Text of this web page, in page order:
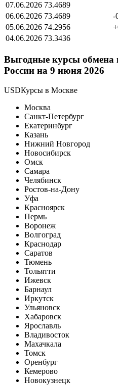
07.06.2026 73.4689
06.06.2026 73.4689 -
05.06.2026 74.2956
04.06.2026 73.3436
Выгодные курсы обмена
России на 9 июня 2026
USDКурсы в Москве
Москва
Санкт-Петербург
Екатеринбург
Казань
Нижний Новгород
Новосибирск
Омск
Самара
Челябинск
Ростов-на-Дону
Уфа
Красноярск
Пермь
Воронеж
Волгоград
Краснодар
Саратов
Тюмень
Тольятти
Ижевск
Барнаул
Иркутск
Ульяновск
Хабаровск
Ярославль
Владивосток
Махачкала
Томск
Оренбург
Кемерово
Новокузнецк